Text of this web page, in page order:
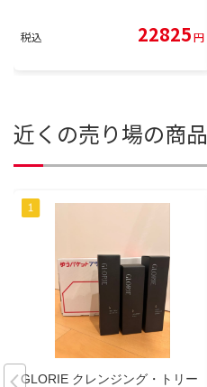
税込 22825円
近くの売り場の商品
GLORIE クレンジング・トリー